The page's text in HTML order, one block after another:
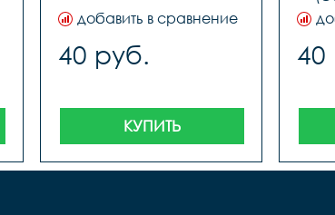
добавить в сравнение
40 руб.
КУПИТЬ
40